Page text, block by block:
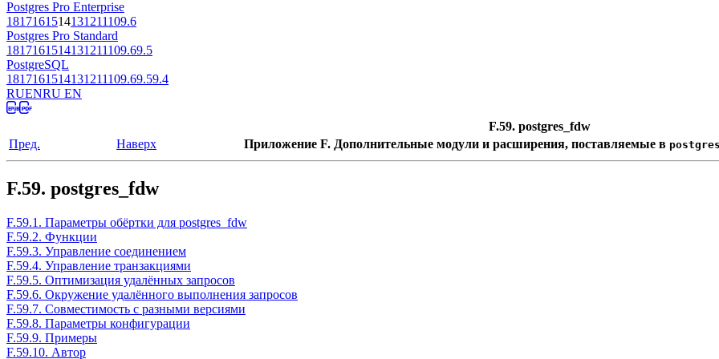
Postgres Pro Enterprise
1817161514131211109.6
Postgres Pro Standard
1817161514131211109.69.5
PostgreSQL
1817161514131211109.69.59.4
RUENRU EN
F.59. postgres_fdw
Пред.
Наверх Приложение F. Дополнительные модули и расширения, поставляемые в
F.59. postgres_fdw
F.59.1. Параметры обёртки для postgres_fdw
F.59.2. Функции
F.59.3. Управление соединением
F.59.4. Управление транзакциями
F.59.5. Оптимизация удалённых запросов
F.59.6. Окружение удалённого выполнения запросов
F.59.7. Совместимость с разными версиями
F.59.8. Параметры конфигурации
F.59.9. Примеры
F.59.10. Автор